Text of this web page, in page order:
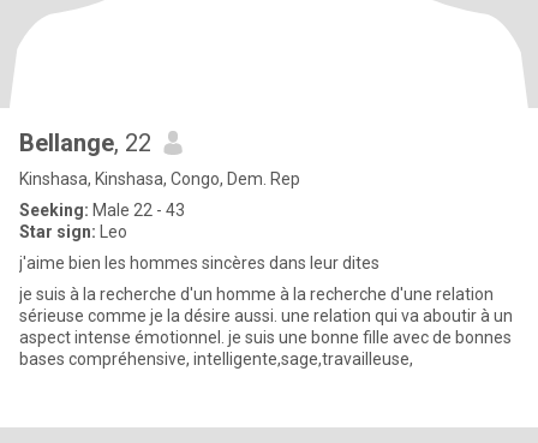
Bellange, 22
Kinshasa, Kinshasa, Congo, Dem. Rep
Seeking: Male 22 - 43
Star sign: Leo
j'aime bien les hommes sincères dans leur dites
je suis à la recherche d'un homme à la recherche d'une relation
sérieuse comme je la désire aussi. une relation qui va aboutir à un
aspect intense émotionnel. je suis une bonne fille avec de bonnes
bases compréhensive, intelligente,sage,travailleuse,